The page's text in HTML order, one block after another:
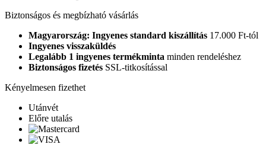
Biztonságos és megbízható vásárlás
Magyarország: Ingyenes standard kiszállítás 17.000 Ft-tól
Ingyenes visszaküldés
Legalább 1 ingyenes termékminta minden rendeléshez
Biztonságos fizetés SSL-titkosítással
Kényelmesen fizethet
Utánvét
Előre utalás